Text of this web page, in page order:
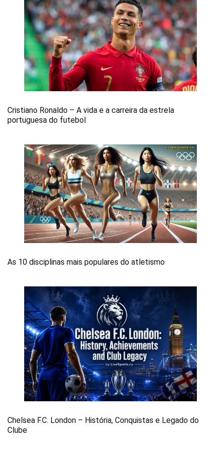
Cristiano Ronaldo – A vida e a carreira da estrela
portuguesa do futebol
As 10 disciplinas mais populares do atletismo
Chelsea F.C. London – História, Conquistas e Legado do
Clube